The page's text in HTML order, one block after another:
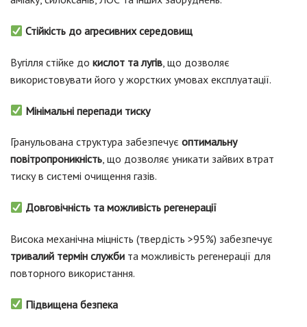
Стійкість до агресивних середовищ
Вугілля стійке до кислот та лугів , що дозволяє
використовувати його у жорстких умовах експлуатації.
Мінімальні перепади тиску
Гранульована структура забезпечує оптимальну
повітропроникність, що дозволяє уникати зайвих втрат
тиску в системі очищення газів.
Довговічність та можливість регенерації
Висока механічна міцність (твердість >95%) забезпечує
тривалий термін служби та можливість регенерації для
повторного використання.
Підвищена безпека